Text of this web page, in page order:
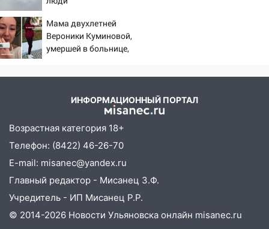
пропал 67-летний мужчина
08:11
На Ульяновск снова надвигается
непогода
означают классы бензина и можно ли
заливать «старое» топливо в
современные автомобили
06:30 Какая погода будет в Ульяновской
области днем 9 августа
05:05 День, когда всё может
измениться: гороскоп на 9 августа —
три знака получат шанс, который нельзя
упустить
08.08.2026
Мама двухлетней
Вероники Куминовой,
умершей в больнице,
ИНФОРМАЦИОННЫЙ ПОРТАЛ
Возрастная категория 18+
Телефон: (8422) 46-26-70
E-mail: misanec@yandex.ru
Главный редактор - Мисанец З.Ф.
Учредитель - ИП Мисанец Р.Р.
© 2014-2026 Новости Ульяновска онлайн misanec.ru